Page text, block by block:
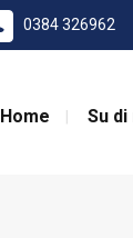
0384 326962
Home Su di